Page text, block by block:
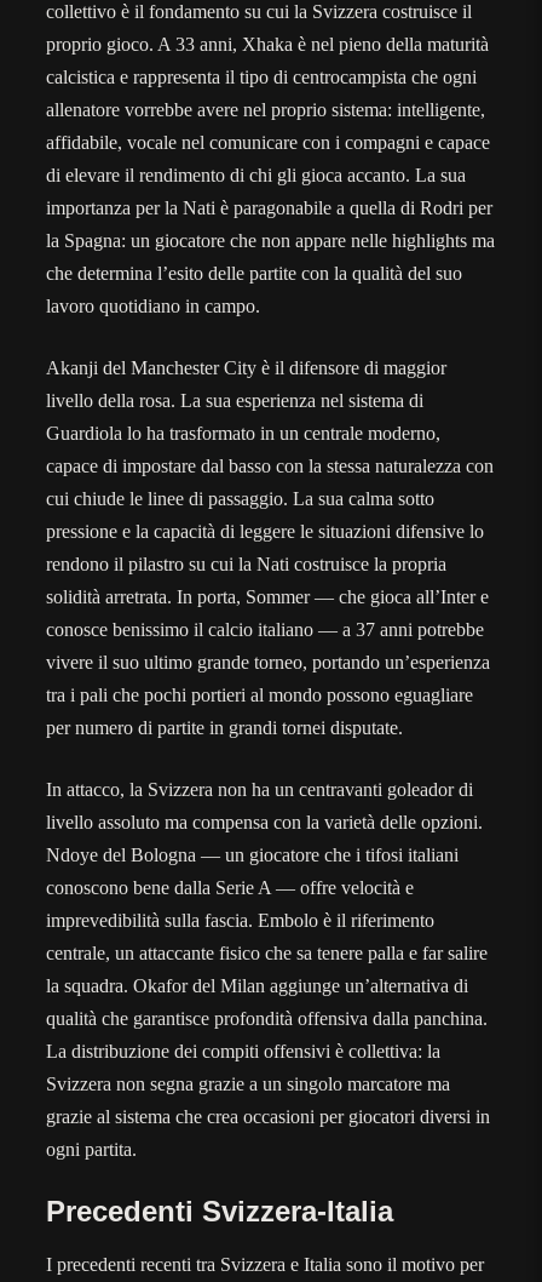
collettivo è il fondamento su cui la Svizzera costruisce il
proprio gioco. A 33 anni, Xhaka è nel pieno della maturità
calcistica e rappresenta il tipo di centrocampista che ogni
allenatore vorrebbe avere nel proprio sistema: intelligente,
affidabile, vocale nel comunicare con i compagni e capace
di elevare il rendimento di chi gli gioca accanto. La sua
importanza per la Nati è paragonabile a quella di Rodri per
la Spagna: un giocatore che non appare nelle highlights ma
che determina l’esito delle partite con la qualità del suo
lavoro quotidiano in campo.
Akanji del Manchester City è il difensore di maggior
livello della rosa. La sua esperienza nel sistema di
Guardiola lo ha trasformato in un centrale moderno,
capace di impostare dal basso con la stessa naturalezza con
cui chiude le linee di passaggio. La sua calma sotto
pressione e la capacità di leggere le situazioni difensive lo
rendono il pilastro su cui la Nati costruisce la propria
solidità arretrata. In porta, Sommer — che gioca all’Inter e
conosce benissimo il calcio italiano — a 37 anni potrebbe
vivere il suo ultimo grande torneo, portando un’esperienza
tra i pali che pochi portieri al mondo possono eguagliare
per numero di partite in grandi tornei disputate.
In attacco, la Svizzera non ha un centravanti goleador di
livello assoluto ma compensa con la varietà delle opzioni.
Ndoye del Bologna — un giocatore che i tifosi italiani
conoscono bene dalla Serie A — offre velocità e
imprevedibilità sulla fascia. Embolo è il riferimento
centrale, un attaccante fisico che sa tenere palla e far salire
la squadra. Okafor del Milan aggiunge un’alternativa di
qualità che garantisce profondità offensiva dalla panchina.
La distribuzione dei compiti offensivi è collettiva: la
Svizzera non segna grazie a un singolo marcatore ma
grazie al sistema che crea occasioni per giocatori diversi in
ogni partita.
Precedenti Svizzera-Italia
I precedenti recenti tra Svizzera e Italia sono il motivo per